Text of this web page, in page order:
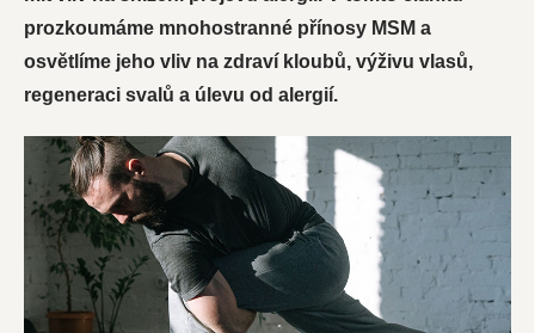
prozkoumáme mnohostranné přínosy MSM a
osvětlíme jeho vliv na zdraví kloubů, výživu vlasů,
regeneraci svalů a úlevu od alergií.